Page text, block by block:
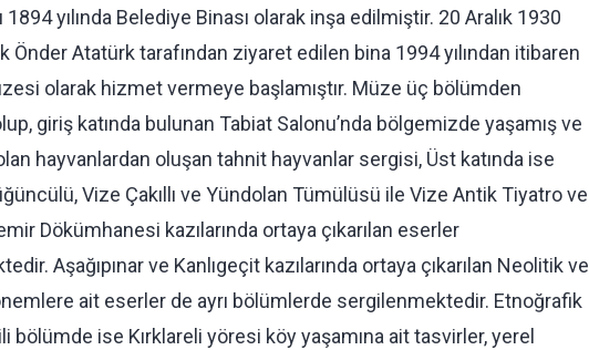
1894 yılında Belediye Binası olarak inşa edilmiştir. 20 Aralık 1930
Önder Atatürk tarafından ziyaret edilen bina 1994 yılından itibaren
olarak hizmet vermeye başlamıştır. Müze üç bölümden
giriş katında bulunan Tabiat Salonu’nda bölgemizde yaşamış ve
hayvanlardan oluşan tahnit hayvanlar sergisi, Üst katında ise
Vize Çakıllı ve Yündolan Tümülüsü ile Vize Antik Tiyatro ve
Dökümhanesi kazılarında ortaya çıkarılan eserler
Aşağıpınar ve Kanlıgeçit kazılarında ortaya çıkarılan Neolitik ve
ait eserler de ayrı bölümlerde sergilenmektedir. Etnoğrafik
bölümde ise Kırklareli yöresi köy yaşamına ait tasvirler, yerel